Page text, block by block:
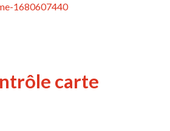
1680607440
carte